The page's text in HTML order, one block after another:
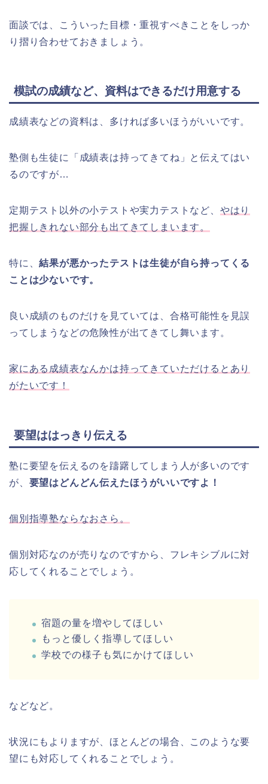
面談では、こういった目標・重視すべきことをしっか
り摺り合わせておきましょう。
模試の成績など、資料はできるだけ用意する
成績表などの資料は、多ければ多いほうがいいです。
塾側も生徒に「成績表は持ってきてね」と伝えてはい
るのですが…
定期テスト以外の小テストや実力テストなど、 やはり
把握しきれない部分も出てきてしまいます。
特に、結果が悪かったテストは生徒が自ら持ってくる
ことは少ないです。
良い成績のものだけを見ていては、合格可能性を見誤
ってしまうなどの危険性が出てきてし舞います。
家にある成績表なんかは持ってきていただけるとあり
がたいです！
要望ははっきり伝える
塾に要望を伝えるのを躊躇してしまう人が多いのです
が、 要望はどんどん伝えたほうがいいですよ！
個別指導塾ならなおさら。
個別対応なのが売りなのですから、フレキシブルに対
応してくれることでしょう。
宿題の量を増やしてほしい
もっと優しく指導してほしい
学校での様子も気にかけてほしい
などなど。
状況にもよりますが、ほとんどの場合、このような要
望にも対応してくれることでしょう。